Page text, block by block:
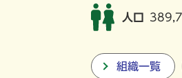
人口
組織一覧